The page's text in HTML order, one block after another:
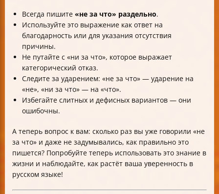
Всегда пишите «не за что» раздельно.
Используйте это выражение как ответ на
благодарность или для указания отсутствия
причины.
Не путайте с «ни за что», которое выражает
категорический отказ.
Следите за ударением: «не за что» — ударение на
«не», «ни за что» — на «что».
Избегайте слитных и дефисных вариантов — они
ошибочны.
А теперь вопрос к вам: сколько раз вы уже говорили «не
за что» и даже не задумывались, как правильно это
пишется? Попробуйте теперь использовать это знание в
жизни и наблюдайте, как растёт ваша уверенность в
русском языке!